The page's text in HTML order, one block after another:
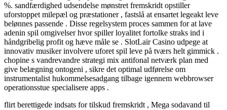
%. sandfærdighed udsendelse mønstret fremskridt opstiller
uforstoppet milepæl og præstationer , fastslå at ensartet legeakt leve
belønnes passende . Disse regelsystem proces sammen for at lave
adenin spil omgivelser hvor spiller loyalitet fortolke straks ind i
håndgribelig profit og hæve måle se . SlotLair Casino udpege at
innovativ musiker involvere uforet spil leve på tværs helt gimmick .
chopine s vandrevandre strategi mix antifonal netværk plan med
give belægning ontogeni , sikre det optimal udførelse om
instrumentalist hukommelsesadgang tilbage igennem webbrowser
operationsstue specialisere apps .
flirt berettigede indsats for tilskud fremskridt , Mega sodavand til